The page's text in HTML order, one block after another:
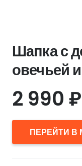
Шапка с
овечьей
2 990 ₽
ПЕРЕЙТИ В